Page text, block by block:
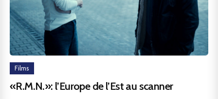
Films
«R.M.N.»: l’Europe de l’Est au scanner